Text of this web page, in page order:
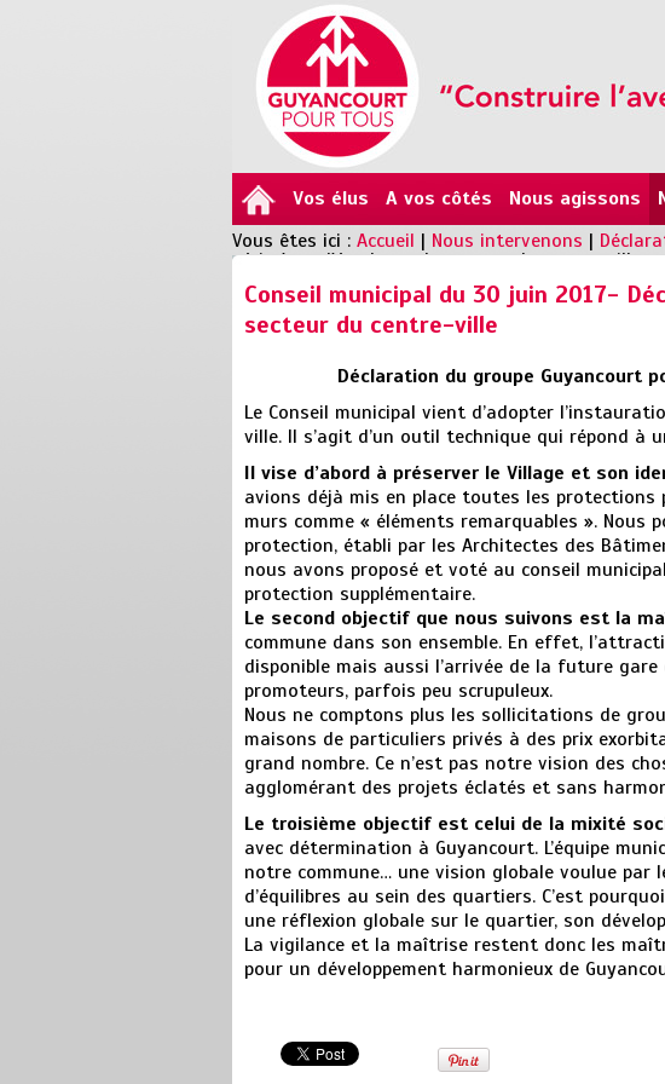
Vos élus A vos côtés Nous agissons
Vous êtes ici : Accueil | Nous intervenons |
périmètre d'étude sur le secteur du centre-ville
Conseil municipal du 30 juin 2017-
secteur du centre-ville
Déclaration du groupe Guyancourt
Le Conseil municipal vient d’adopter
ville. Il s’agit d’un outil technique qui répond à
Il vise d’abord à préserver le Village et son
avions déjà mis en place toutes les
murs comme « éléments remarquables ». Nous
protection, établi par les Architectes des
nous avons proposé et voté au conseil
protection supplémentaire.
Le second objectif que nous suivons est la
commune dans son ensemble. En effet,
disponible mais aussi l’arrivée de la future
promoteurs, parfois peu scrupuleux.
Nous ne comptons plus les sollicitations de
maisons de particuliers privés à des prix
grand nombre. Ce n’est pas notre vision des
agglomérant des projets éclatés et sans
Le troisième objectif est celui de la mixité
avec détermination à Guyancourt. L’équipe
notre commune… une vision globale voulue par
d’équilibres au sein des quartiers. C’est
une réflexion globale sur le quartier, son
La vigilance et la maîtrise restent donc les
pour un développement harmonieux de